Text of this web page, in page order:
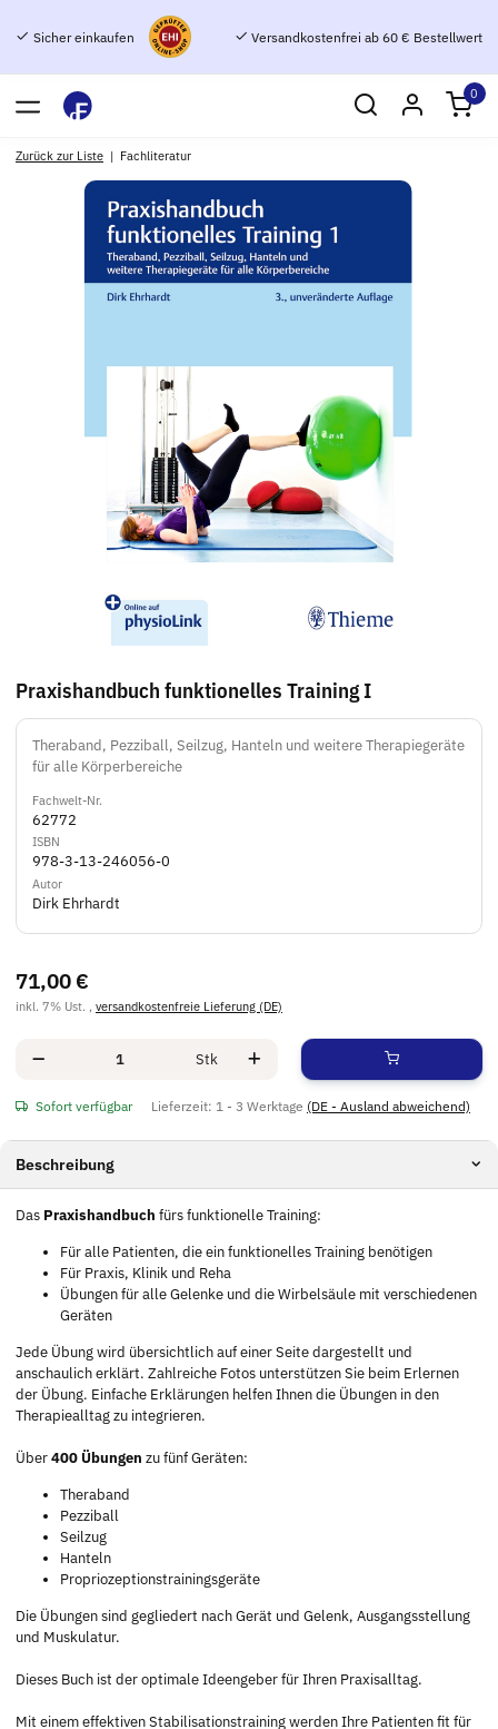
Sicher einkaufen Versandkostenfrei ab 60 € Bestellwert
0
Zurück zur Liste Fachliteratur
Praxishandbuch funktionelles Training I
Theraband, Pezziball, Seilzug, Hanteln und weitere Therapiegeräte
für alle Körperbereiche
Fachwelt-Nr.
62772
ISBN
978-3-13-246056-0
Autor
Dirk Ehrhardt
71,00 €
inkl. 7% Ust. , versandkostenfreie Lieferung (DE)
Stk
Sofort verfügbar Lieferzeit: 1 - 3 Werktage (DE - Ausland abweichend)
Beschreibung
Das Praxishandbuch fürs funktionelle Training:
Für alle Patienten, die ein funktionelles Training benötigen
Für Praxis, Klinik und Reha
Übungen für alle Gelenke und die Wirbelsäule mit verschiedenen
Geräten
Jede Übung wird übersichtlich auf einer Seite dargestellt und
anschaulich erklärt. Zahlreiche Fotos unterstützen Sie beim Erlernen
der Übung. Einfache Erklärungen helfen Ihnen die Übungen in den
Therapiealltag zu integrieren.
Über400 Übungen zu fünf Geräten:
Theraband
Pezziball
Seilzug
Hanteln
Propriozeptionstrainingsgeräte
Die Übungen sind gegliedert nach Gerät und Gelenk, Ausgangsstellung
und Muskulatur.
Dieses Buch ist der optimale Ideengeber für Ihren Praxisalltag.
Mit einem effektiven Stabilisationstraining werden Ihre Patienten fit für